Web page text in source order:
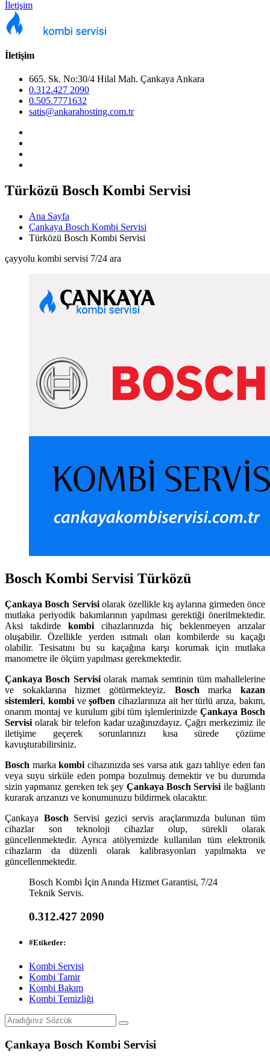
İletişim
İletişim
665. Sk. No:30/4 Hilal Mah. Çankaya Ankara
0.312.427 2090
0.505.7771632
satis@ankarahosting.com.tr
Türközü Bosch Kombi Servisi
Ana Sayfa
Çankaya Bosch Kombi Servisi
Türközü Bosch Kombi Servisi
çayyolu kombi servisi 7/24 ara
Bosch Kombi Servisi Türközü
ÇankayaBosch Servisiolarak özellikle kış aylarına girmeden önce
mutlaka periyodik bakımlarının yapılması gerektiği önerilmektedir.
Aksi takdirde kombi cihazlarınızda hiç beklenmeyen arızalar
oluşabilir. Özellikle yerden ısıtmalı olan kombilerde su kaçağı
olabilir. Tesisatını bu su kaçağına karşı korumak için mutlaka
manometre ile ölçüm yapılması gerekmektedir.
ÇankayaBosch Servisiolarak mamak semtinin tüm mahallelerine
ve sokaklarına hizmet götürmekteyiz. Boschmarkakazan
sistemleri, kombi veşofben cihazlarınıza ait her türlü arıza, bakım,
onarım montaj ve kurulum gibi tüm işlemlerinizdeÇankaya Bosch
Servisi olarak bir telefon kadar uzağınızdayız. Çağrı merkezimiz ile
iletişime geçerek sorunlarınızı kısa sürede çözüme
kavuşturabilirsiniz.
Bosch marka kombi cihazınızda ses varsa atık gazı tahliye eden fan
veya suyu sirküle eden pompa bozulmuş demektir ve bu durumda
sizin yapmanız gereken tek şey Çankaya Bosch Servisi ile bağlantı
kurarak arızanızı ve konumunuzu bildirmek olacaktır.
Çankaya Bosch Servisi gezici servis araçlarımızda bulunan tüm
cihazlar son teknoloji cihazlar olup, sürekli olarak
güncellenmektedir. Ayrıca atölyemizde kullanılan tüm elektronik
cihazların da düzenli olarak kalibrasyonları yapılmakta ve
güncellenmektedir.
Bosch Kombi İçin Anında Hizmet Garantisi, 7/24
Teknik Servis.
0.312.427 2090
#Etiketler:
Kombi Servisi
Kombi Tamir
Kombi Bakım
Kombi Temizliği
Çankaya Bosch Kombi Servisi